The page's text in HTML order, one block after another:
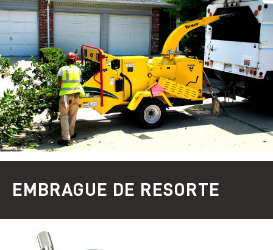
EMBRAGUE DE RESORTE